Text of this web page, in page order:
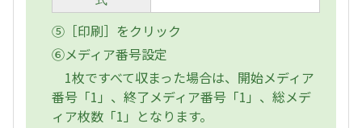
⑤［印刷］をクリック
⑥メディア番号設定
1枚ですべて収まった場合は、開始メディア
番号「1」、終了メディア番号「1」、総メデ
ィア枚数「1」となります。